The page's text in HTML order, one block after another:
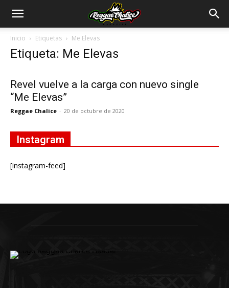
Inicio Etiquetas Me Elevas
Etiqueta: Me Elevas
Revel vuelve a la carga con nuevo single
“Me Elevas”
Reggae Chalice - 20 de octubre de 2020
Instagram
[instagram-feed]